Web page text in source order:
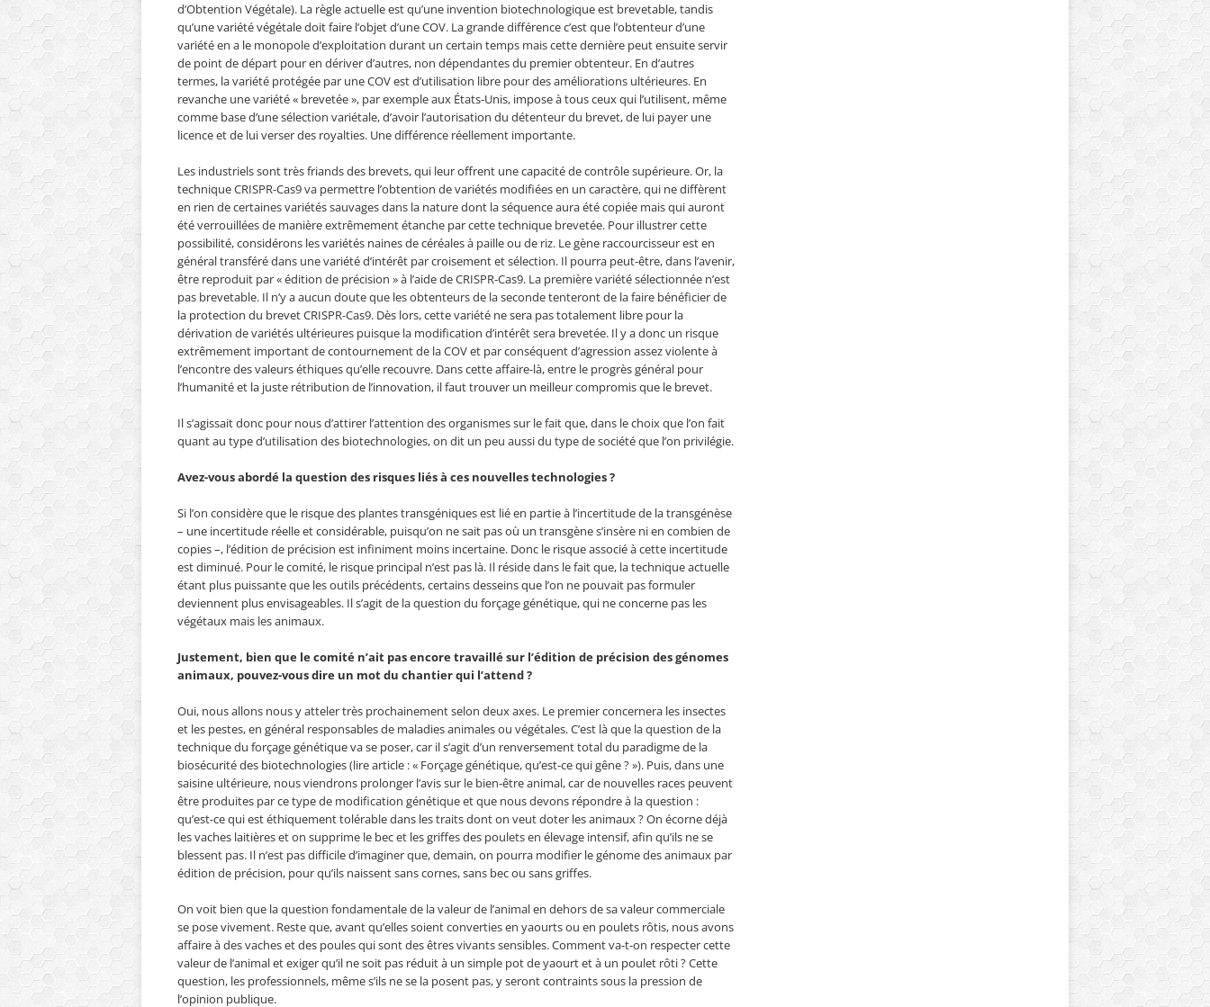
d’Obtention Végétale). La règle actuelle est qu’une invention biotechnologique est brevetable, tandis
qu’une variété végétale doit faire l’objet d’une COV. La grande différence c’est que l’obtenteur d’une
variété en a le monopole d’exploitation durant un certain temps mais cette dernière peut ensuite servir
de point de départ pour en dériver d’autres, non dépendantes du premier obtenteur. En d’autres
termes, la variété protégée par une COV est d’utilisation libre pour des améliorations ultérieures. En
revanche une variété « brevetée », par exemple aux États-Unis, impose à tous ceux qui l’utilisent, même
comme base d’une sélection variétale, d’avoir l’autorisation du détenteur du brevet, de lui payer une
licence et de lui verser des royalties. Une différence réellement importante.
Les industriels sont très friands des brevets, qui leur offrent une capacité de contrôle supérieure. Or, la
technique CRISPR-Cas9 va permettre l’obtention de variétés modifiées en un caractère, qui ne diffèrent
en rien de certaines variétés sauvages dans la nature dont la séquence aura été copiée mais qui auront
été verrouillées de manière extrêmement étanche par cette technique brevetée. Pour illustrer cette
possibilité, considérons les variétés naines de céréales à paille ou de riz. Le gène raccourcisseur est en
général transféré dans une variété d’intérêt par croisement et sélection. Il pourra peut-être, dans l’avenir,
être reproduit par « édition de précision » à l’aide de CRISPR-Cas9. La première variété sélectionnée n’est
pas brevetable. Il n’y a aucun doute que les obtenteurs de la seconde tenteront de la faire bénéficier de
la protection du brevet CRISPR-Cas9. Dès lors, cette variété ne sera pas totalement libre pour la
dérivation de variétés ultérieures puisque la modification d’intérêt sera brevetée. Il y a donc un risque
extrêmement important de contournement de la COV et par conséquent d’agression assez violente à
l’encontre des valeurs éthiques qu’elle recouvre. Dans cette affaire-là, entre le progrès général pour
l’humanité et la juste rétribution de l’innovation, il faut trouver un meilleur compromis que le brevet.
Il s’agissait donc pour nous d’attirer l’attention des organismes sur le fait que, dans le choix que l’on fait
quant au type d’utilisation des biotechnologies, on dit un peu aussi du type de société que l’on privilégie.
Avez-vous abordé la question des risques liés à ces nouvelles technologies ?
Si l’on considère que le risque des plantes transgéniques est lié en partie à l’incertitude de la transgénèse
– une incertitude réelle et considérable, puisqu’on ne sait pas où un transgène s’insère ni en combien de
copies –, l’édition de précision est infiniment moins incertaine. Donc le risque associé à cette incertitude
est diminué. Pour le comité, le risque principal n’est pas là. Il réside dans le fait que, la technique actuelle
étant plus puissante que les outils précédents, certains desseins que l’on ne pouvait pas formuler
deviennent plus envisageables. Il s’agit de la question du forçage génétique, qui ne concerne pas les
végétaux mais les animaux.
Justement, bien que le comité n’ait pas encore travaillé sur l’édition de précision des génomes
animaux, pouvez-vous dire un mot du chantier qui l’attend ?
Oui, nous allons nous y atteler très prochainement selon deux axes. Le premier concernera les insectes
et les pestes, en général responsables de maladies animales ou végétales. C’est là que la question de la
technique du forçage génétique va se poser, car il s’agit d’un renversement total du paradigme de la
biosécurité des biotechnologies (lire article : « Forçage génétique, qu’est-ce qui gêne ? »). Puis, dans une
saisine ultérieure, nous viendrons prolonger l’avis sur le bien-être animal, car de nouvelles races peuvent
être produites par ce type de modification génétique et que nous devons répondre à la question :
qu’est-ce qui est éthiquement tolérable dans les traits dont on veut doter les animaux ? On écorne déjà
les vaches laitières et on supprime le bec et les griffes des poulets en élevage intensif, afin qu’ils ne se
blessent pas. Il n’est pas difficile d’imaginer que, demain, on pourra modifier le génome des animaux par
édition de précision, pour qu’ils naissent sans cornes, sans bec ou sans griffes.
On voit bien que la question fondamentale de la valeur de l’animal en dehors de sa valeur commerciale
se pose vivement. Reste que, avant qu’elles soient converties en yaourts ou en poulets rôtis, nous avons
affaire à des vaches et des poules qui sont des êtres vivants sensibles. Comment va-t-on respecter cette
valeur de l’animal et exiger qu’il ne soit pas réduit à un simple pot de yaourt et à un poulet rôti ? Cette
question, les professionnels, même s’ils ne se la posent pas, y seront contraints sous la pression de
l’opinion publique.